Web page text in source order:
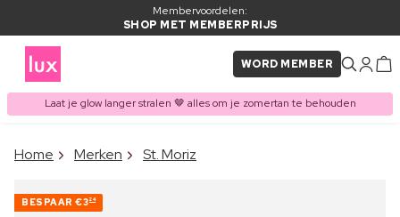
Membervoordelen:
SHOP MET MEMBERPRIJS
WORD MEMBER
Laat je glow langer stralen 🤎 alles om je zomertan te behouden
ITEM TOEGEVOEGD AAN
Home Merken St. Moriz
BESPAAR €324